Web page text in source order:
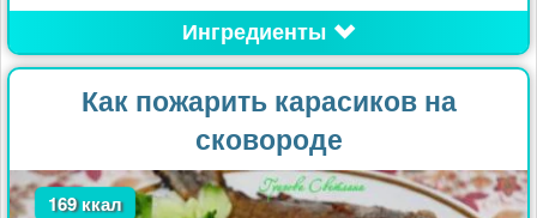
Ингредиенты
Как пожарить карасиков на
сковороде
169 ккал